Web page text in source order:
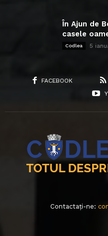
În Ajun de
casele
Codlea 5
FACEBOOK
Contactați-ne: